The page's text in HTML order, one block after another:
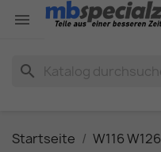

search
Startseite W116 W126